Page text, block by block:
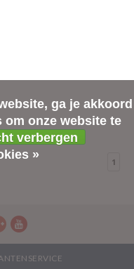
1
ga je akkoord
onze website te
verbergen
»